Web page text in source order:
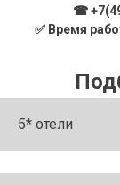
☎
✅ Время
5* отели